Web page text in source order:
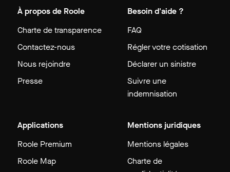
À propos de Roole
Charte de transparence
Contactez-nous
Nous rejoindre
Presse
Besoin d'aide ?
FAQ
Régler votre cotisation
Déclarer un sinistre
Suivre une
indemnisation
Applications
Roole Premium
Roole Map
Mentions juridiques
Mentions légales
Charte de